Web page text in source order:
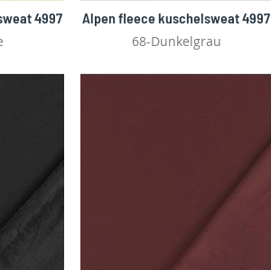
4997
Alpen fleece kuschelsweat 4997
68-Dunkelgrau